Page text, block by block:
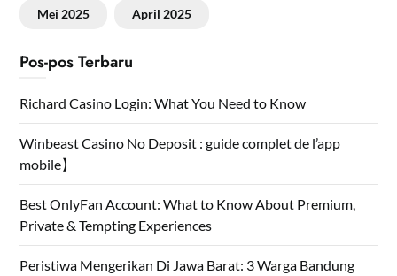
Mei 2025 April 2025
Pos-pos Terbaru
Richard Casino Login: What You Need to Know
Winbeast Casino No Deposit : guide complet de l’app
mobile】
Best OnlyFan Account: What to Know About Premium,
Private & Tempting Experiences
Peristiwa Mengerikan Di Jawa Barat: 3 Warga Bandung